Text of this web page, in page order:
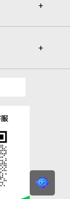
＋
＋
＋
＋